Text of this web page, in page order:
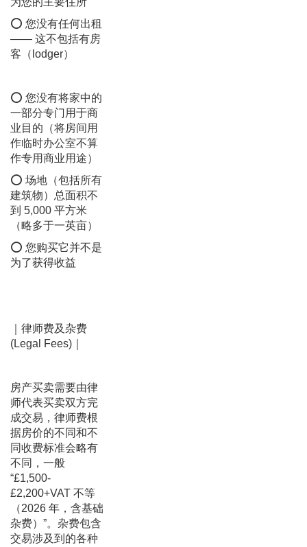
⭕ 您没有任何出租
—— 这不包括有房
客（lodger）
⭕ 您没有将家中的
一部分专门用于商
业目的（将房间用
作临时办公室不算
作专用商业用途）
⭕ 场地（包括所有
建筑物）总面积不
到 5,000 平方米
（略多于一英亩）
⭕ 您购买它并不是
为了获得收益
｜律师费及杂费
(Legal Fees)｜
房产买卖需要由律
师代表买卖双方完
成交易，律师费根
据房价的不同和不
同收费标准会略有
不同，一般
“£1,500-
£2,200+VAT 不等
（2026 年，含基础
杂费）”。杂费包含
交易涉及到的各种